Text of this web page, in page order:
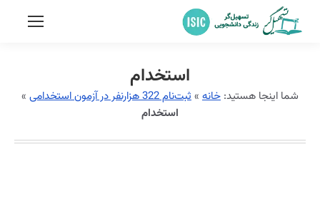
استخدام
شما اینجا هستید: خانه »ثبت‌نام 322 هزارنفر در آزمون استخدامی
»
استخدام